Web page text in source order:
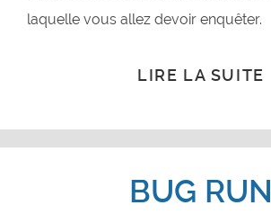
laquelle vous allez devoir enquêter.
LIRE LA SUITE
BUG RUN